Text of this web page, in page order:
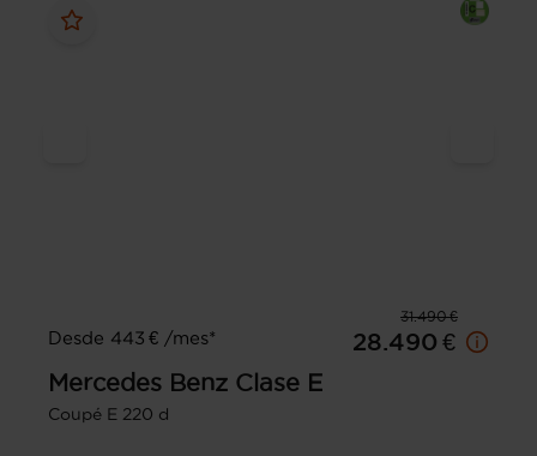
31.490 €
Desde 443 € /mes*
28.490 €
Mercedes Benz Clase E
Coupé E 220 d